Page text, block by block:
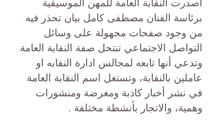
أصدرت النقابة العامة للمهن الموسيقية
برئاسة الفنان مصطفى كامل بيان تحذر فيه
من وجود صفحات مجهولة على وسائل
التواصل الاجتماعي تنتحل صفة النقابة العامة
وتدعي أنها تابعه لمجالس ادارة النقابه او
عاملين بالنقابة، وتستغل اسم النقابة العامة
في نشر أخبار كاذبة ومغرضة ومنشورات
وهمية، والاتجار بأنشطة مختلفة .